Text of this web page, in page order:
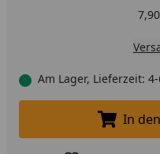
Am Lager, Lieferzeit:
In